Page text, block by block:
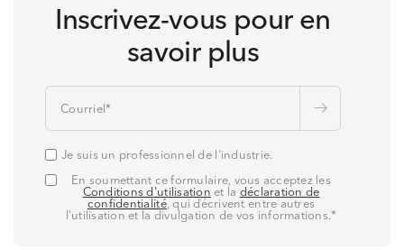
Inscrivez-vous pour en
savoir plus
Courriel*
Je suis un professionnel de l'industrie.
En soumettant ce formulaire, vous acceptez les
Conditions d'utilisation et la déclaration de
confidentialité, qui décrivent entre autres
l'utilisation et la divulgation de vos informations.*